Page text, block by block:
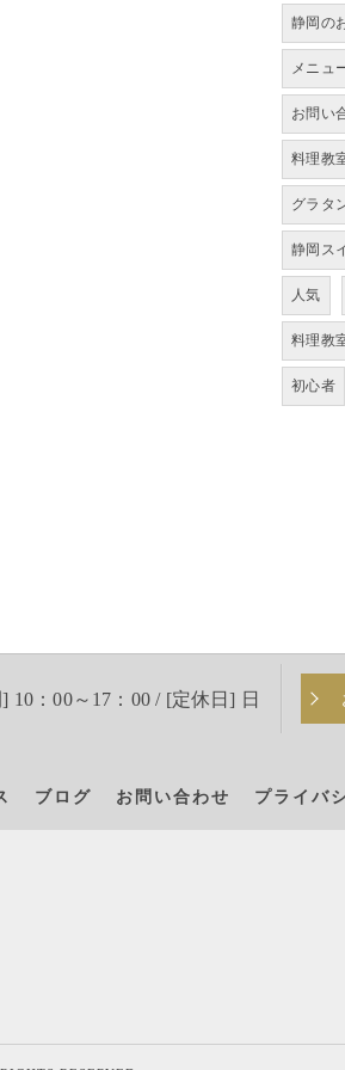
静岡の
メニュ
お問い
料理教
グラタ
静岡ス
人気
料理教
初心者
10：00～17：00 / [定休日] 日
ブログ お問い合わせ プライバ